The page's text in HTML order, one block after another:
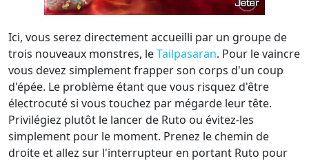
Ici, vous serez directement accueilli par un groupe de
trois nouveaux monstres, leTailpasaran. Pour le vaincre
vous devez simplement frapper son corps d'un coup
d'épée. Le problème étant que vous risquez d'être
électrocuté si vous touchez par mégarde leur tête.
Privilégiez plutôt le lancer de Ruto ou évitez-les
simplement pour le moment. Prenez le chemin de
droite et allez sur l'interrupteur en portant Ruto pour